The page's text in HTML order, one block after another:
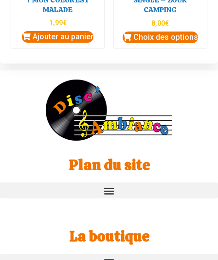
MALADE
1,99€
Ajouter au panier
CAMPING
8,00€
Choix des options
Plan du site
La boutique